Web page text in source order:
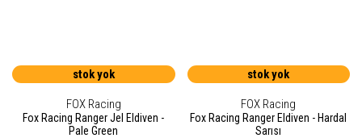
stok yok
FOX Racing
Fox Racing Ranger Jel Eldiven -
Pale Green
stok yok
FOX Racing
Fox Racing Ranger Eldiven - Hardal
Sarısı